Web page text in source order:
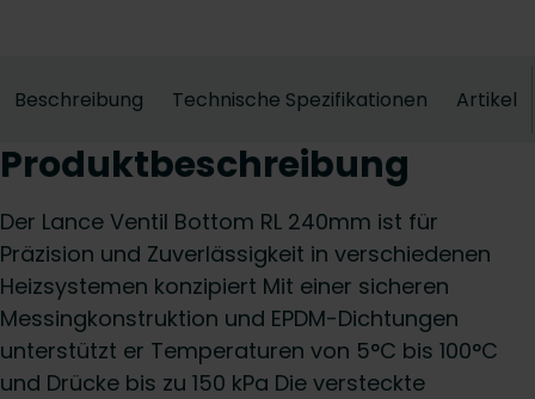
Beschreibung Technische Spezifikationen Artikel
Produktbeschreibung
Der Lance Ventil Bottom RL 240mm ist für
Präzision und Zuverlässigkeit in verschiedenen
Heizsystemen konzipiert Mit einer sicheren
Messingkonstruktion und EPDM-Dichtungen
unterstützt er Temperaturen von 5°C bis 100°C
und Drücke bis zu 150 kPa Die versteckte